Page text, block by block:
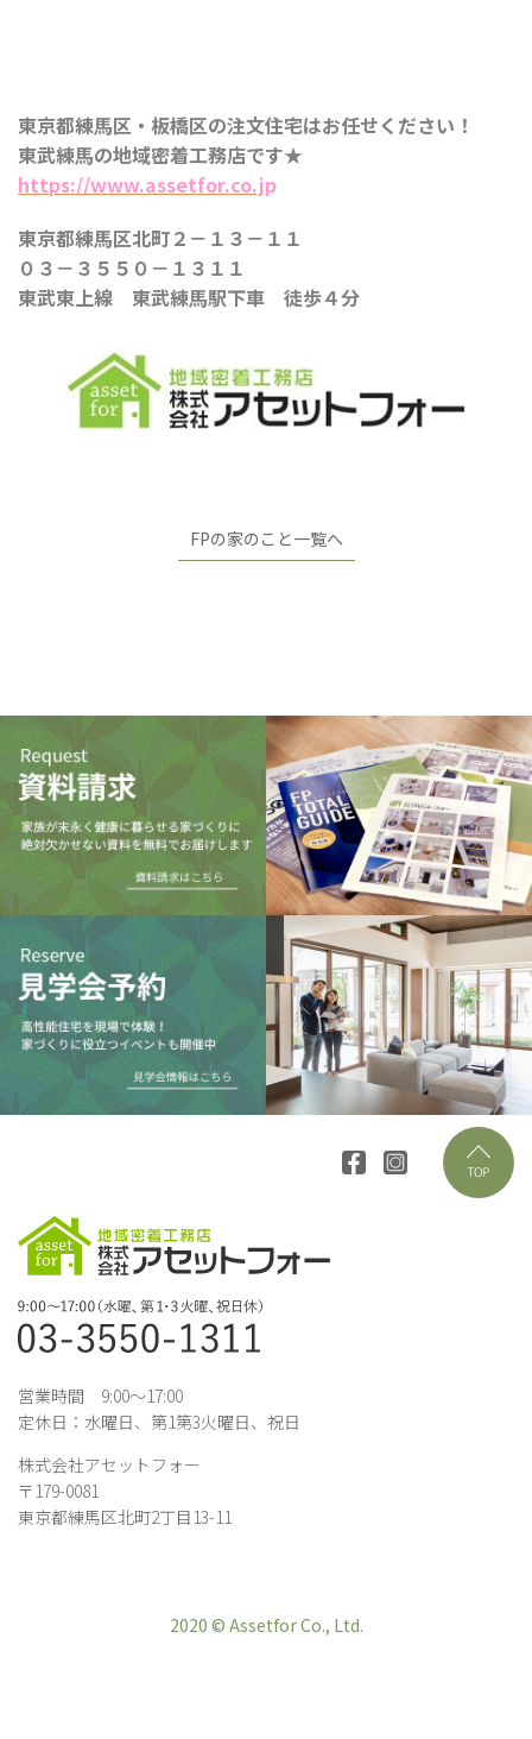
東京都練馬区・板橋区の注文住宅はお任せください！
東武練馬の地域密着工務店です★
https://www.assetfor.co.jp
東京都練馬区北町２－１３－１１
０３－３５５０－１３１１
東武東上線 東武練馬駅下車 徒歩４分
FPの家のこと一覧へ
営業時間 9:00～17:00
定休日：水曜日、第1第3火曜日、祝日
株式会社アセットフォー
〒179-0081
東京都練馬区北町2丁目13-11
2020 © Assetfor Co., Ltd.